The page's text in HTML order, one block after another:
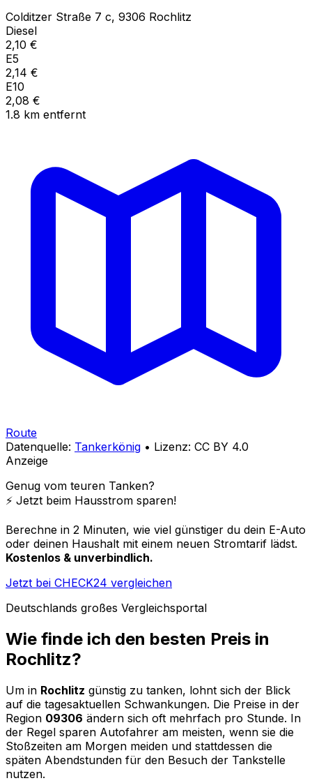
Colditzer Straße 7 c, 9306 Rochlitz
Diesel
2,10 €
E5
2,14 €
E10
2,08 €
1.8 km entfernt
Route
Datenquelle: Tankerkönig • Lizenz: CC BY 4.0
Anzeige
Genug vom teuren Tanken?
⚡️ Jetzt beim Hausstrom sparen!
Berechne in 2 Minuten, wie viel günstiger du dein E-Auto
oder deinen Haushalt mit einem neuen Stromtarif lädst.
Kostenlos & unverbindlich.
Jetzt bei CHECK24 vergleichen
Deutschlands großes Vergleichsportal
Wie finde ich den besten Preis in
Rochlitz?
Um in Rochlitz günstig zu tanken, lohnt sich der Blick
auf die tagesaktuellen Schwankungen. Die Preise in der
Region 09306 ändern sich oft mehrfach pro Stunde. In
der Regel sparen Autofahrer am meisten, wenn sie die
Stoßzeiten am Morgen meiden und stattdessen die
späten Abendstunden für den Besuch der Tankstelle
nutzen.